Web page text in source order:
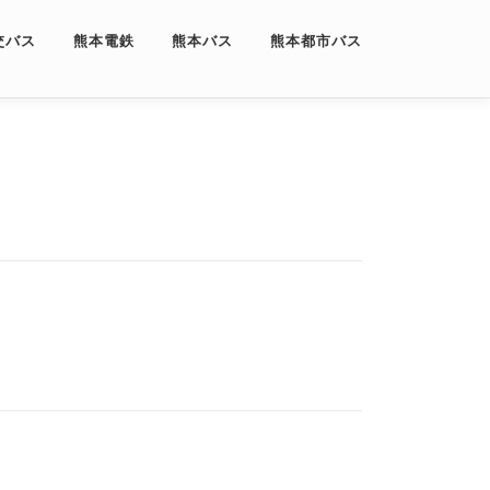
バス 熊本電鉄 熊本バス 熊本都市バス